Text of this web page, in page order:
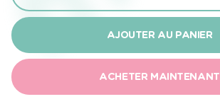
de
Cybex
Poussette
Priam
4
AJOUTER AU PANIER
ACHETER MAINTENANT